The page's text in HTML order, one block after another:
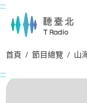
主要內容區塊
:::
首頁 節目總覽 山
:::